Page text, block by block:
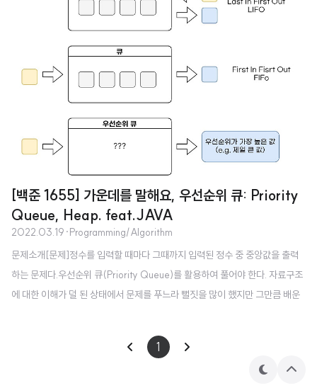
[백준 1655] 가운데를 말해요, 우선순위 큐: Priority
Queue, Heap. feat.JAVA
2022.03.19 ·Programming/Algorithm
문제소개[문제]정수를 입력할 때마다 그때까지 입력된 정수 중 중앙값을 출력
하는 문제다.우선순위 큐(Priority Queue)를 활용하여 풀어야 한다. 자료구조
에 대한 이해가 덜 된 상태에서 문제를 푸느라 뻘짓을 많이 했지만 그만큼 배운
데이터(LIFO)큐(Queue)제일 처음 넣은 데이터(FIFO)우선순위 큐(Priority
Queue)가장 우선순위가 높은 데이터 스택과 큐는 입력과 출력을 다루는 것이
간단해보이지만 우선순위 큐는 그렇지 않다. 우선순위와 관계없이 값을 입력하
1
테
상